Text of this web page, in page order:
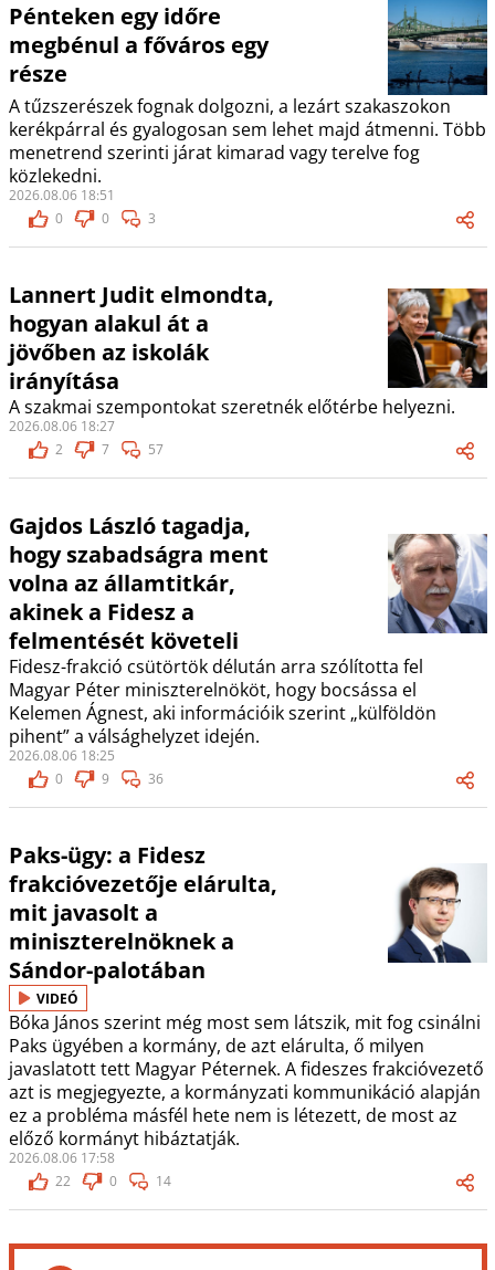
Pénteken egy időre
megbénul a főváros egy
része
A tűzszerészek fognak dolgozni, a lezárt szakaszokon
kerékpárral és gyalogosan sem lehet majd átmenni. Több
menetrend szerinti járat kimarad vagy terelve fog
közlekedni.
2026.08.06 18:51
0
0 3
Lannert Judit elmondta,
hogyan alakul át a
jövőben az iskolák
irányítása
A szakmai szempontokat szeretnék előtérbe helyezni.
2026.08.06 18:27
2
7 57
Gajdos László tagadja,
hogy szabadságra ment
volna az államtitkár,
akinek a Fidesz a
felmentését követeli
Fidesz-frakció csütörtök délután arra szólította fel
Magyar Péter miniszterelnököt, hogy bocsássa el
Kelemen Ágnest, aki információik szerint „külföldön
pihent” a válsághelyzet idején.
2026.08.06 18:25
0
9 36
Paks-ügy: a Fidesz
frakcióvezetője elárulta,
mit javasolt a
miniszterelnöknek a
Sándor-palotában
VIDEÓ
Bóka János szerint még most sem látszik, mit fog csinálni
Paks ügyében a kormány, de azt elárulta, ő milyen
javaslatott tett Magyar Péternek. A fideszes frakcióvezető
azt is megjegyezte, a kormányzati kommunikáció alapján
ez a probléma másfél hete nem is létezett, de most az
előző kormányt hibáztatják.
2026.08.06 17:58
22
0 14